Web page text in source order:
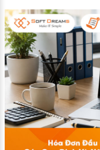
bài viết này, hóa đơn
trường hợp hóa đơn